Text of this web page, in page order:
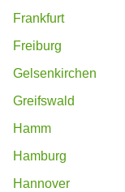
Frankfurt
Freiburg
Gelsenkirchen
Greifswald
Hamm
Hamburg
Hannover